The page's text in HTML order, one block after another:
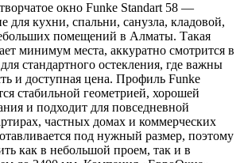
окно Funke Standart 58 —
для кухни, спальни, санузла, кладовой,
помещений в Алматы. Такая
минимум места, аккуратно смотрится в
стандартного остекления, где важны
и доступная цена. Профиль Funke
стабильной геометрией, хорошей
и подходит для повседневной
частных домах и коммерческих
под нужный размер, поэтому
как в небольшой проем, так и в